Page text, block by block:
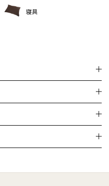
寝具
掃除機
生活家電
デスクライト